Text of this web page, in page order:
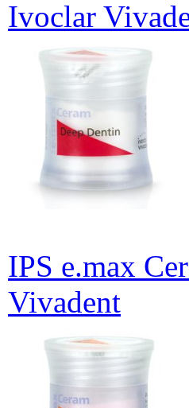
Ivoclar
IPS e.max
Vivadent